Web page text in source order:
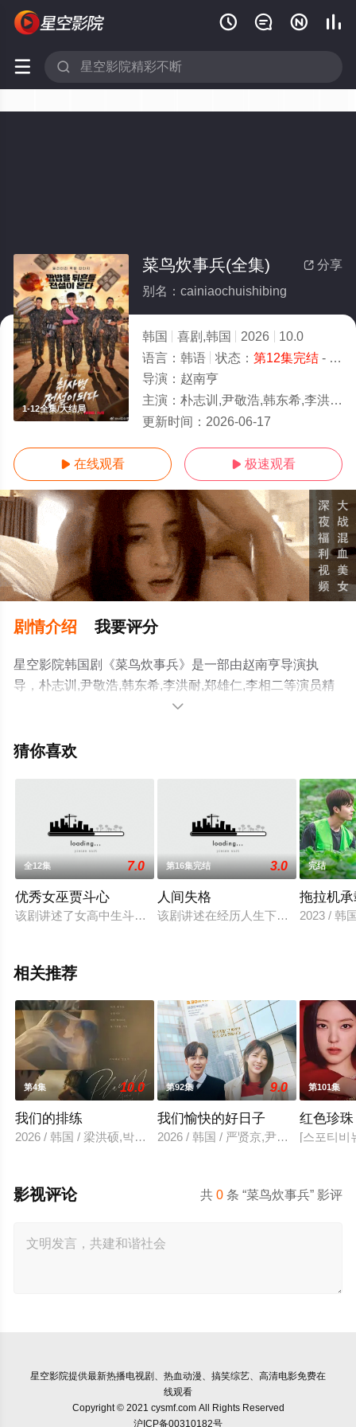
   
 
1-12全集/大结局
 分享
菜鸟炊事兵(全集)
别名：cainiaochuishibing
韩国 喜剧,韩国 2026
10.0
语言： 韩语 状态： 第12集完结- 免费在线观看
导演： 赵南亨
主演： 朴志训,尹敬浩,韩东希,李洪耐,郑雄仁,李相二
更新时间： 2026-06-17
 在线观看  极速观看
剧情介绍 我要评分
星空影院韩国剧《菜鸟炊事兵》是一部由赵南亨导演执
导，朴志训,尹敬浩,韩东希,李洪耐,郑雄仁,李相二等演员精
彩演绎的韩国电视剧，大结局剧情已揭晓（1-12全集），
视，更多剧情信息可移步至豆瓣电视剧、电视猫或剧情网

猜你喜欢
全12集 7.0
优秀女巫贾斗心
该剧讲述了女高中生斗心与生俱来一段女巫命，她被考试垫底
第16集完结 3.0
人间失格
该剧讲述在经历人生下坡期的时候，
完结
拖拉机
2023 / 韩
相关推荐
第4集 10.0
我们的排练
2026 / 韩国 / 梁洪硕,박성현
第92集 9.0
我们愉快的好日子
2026 / 韩国 / 严贤京,尹仲勋,申正允,
第101集
红色珍珠
[스포티비
共0 条 “菜鸟炊事兵” 影评
影视评论
星空影院提供最新热播电视剧、热血动漫、搞笑综艺、高清电影免费在
线观看
Copyright © 2021 cysmf.com All Rights Reserved
沪ICP备00310182号